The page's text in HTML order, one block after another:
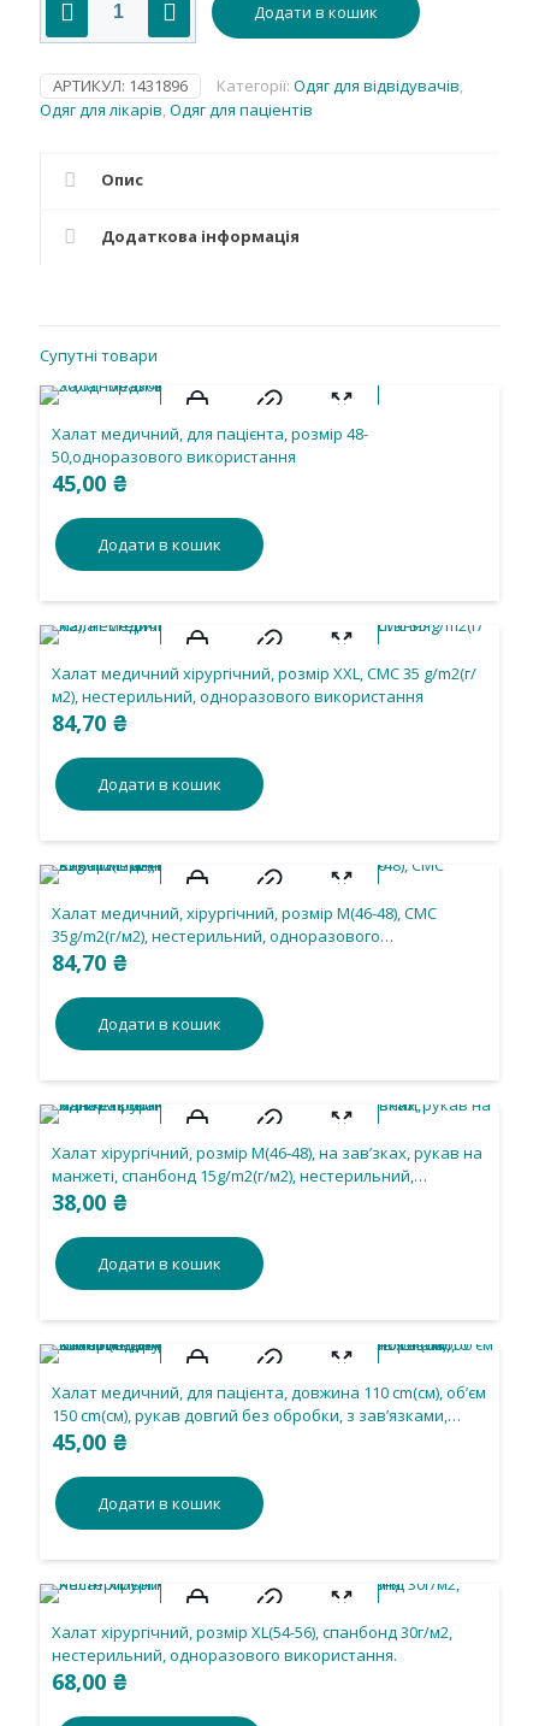
хірургічний,
розмір
48),
довжина
СМС
кількість
Додати в кошик
АРТИКУЛ: 1431896 Категорії: Одяг для відвідувачів,
Одяг для лікарів,Одяг для паціентів
Опис
Додаткова інформація
Супутні товари
Халат медичний, для пацієнта, розмір 48-
50,одноразового використання
45,00 ₴
Додати в кошик
Халат медичний хірургічний, розмір ХХL, СМС 35 g/m2(г/
м2), нестерильний, одноразового використання
84,70 ₴
Додати в кошик
Халат медичний, хірургічний, розмір М(46-48), CMС
35g/m2(г/м2), нестерильний, одноразового
використання.
84,70 ₴
Додати в кошик
Халат хірургічний, розмір М(46-48), на зав’зках, рукав на
манжеті, спанбонд 15g/m2(г/м2), нестерильний,
одноразового використання.
38,00 ₴
Додати в кошик
Халат медичний, для пацієнта, довжина 110 cm(см), об’єм
150 cm(см), рукав довгий без обробки, з зав’язками,
спанбонд 30 g/m2(г/м2), нестерильний, одноразового
45,00 ₴
Додати в кошик
Халат хірургічний, розмір ХL(54-56), спанбонд 30г/м2,
нестерильний, одноразового використання.
68,00 ₴